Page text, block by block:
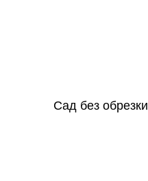
Сад без обрезки